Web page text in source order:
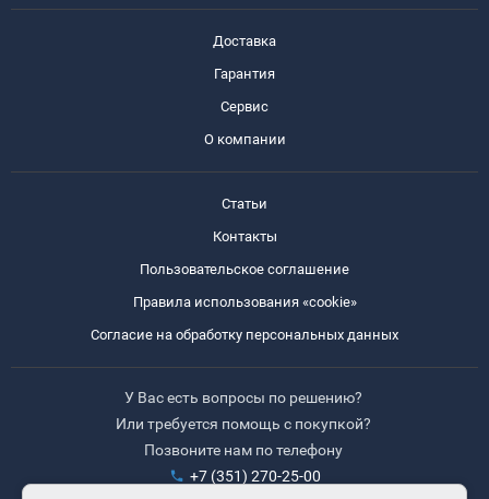
Доставка
Гарантия
Сервис
О компании
Статьи
Контакты
Пользовательское соглашение
Правила использования «cookie»
Согласие на обработку персональных данных
У Вас есть вопросы по решению?
Или требуется помощь с покупкой?
Позвоните нам по телефону
+7 (351) 270-25-00